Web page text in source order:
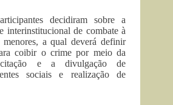
decidiram sobre a
interinstitucional de combate à
a qual deverá definir
coibir o crime por meio da
e a divulgação de
sociais e realização de